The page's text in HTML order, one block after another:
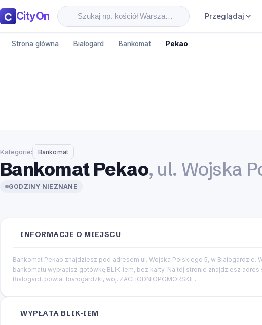
CityOn Przeglądaj
Strona główna Białogard Bankomat Pekao
Kategorie: Bankomat
Bankomat Pekao, ul. Wojska
GODZINY NIEZNANE
INFORMACJE O MIEJSCU
Bankomat Pekao znajdziesz pod adresem ul. Wojska Polskiego 5, w
bankomatu wypłacisz gotówkę BLIK-iem, bez karty. Na tej stronie znajdziesz
Białogard, powiat białogardzki, woj. ZACHODNIOPOMORSKIE.
WYPŁATA BLIK-IEM